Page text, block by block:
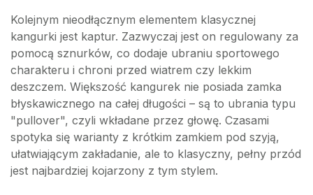
Kolejnym nieodłącznym elementem klasycznej
kangurki jest kaptur. Zazwyczaj jest on regulowany za
pomocą sznurków, co dodaje ubraniu sportowego
charakteru i chroni przed wiatrem czy lekkim
deszczem. Większość kangurek nie posiada zamka
błyskawicznego na całej długości – są to ubrania typu
"pullover", czyli wkładane przez głowę. Czasami
spotyka się warianty z krótkim zamkiem pod szyją,
ułatwiającym zakładanie, ale to klasyczny, pełny przód
jest najbardziej kojarzony z tym stylem.